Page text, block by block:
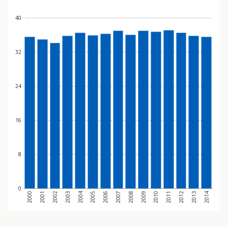
0
8
16
24
32
40
2000 2001 2002 2003 2004 2005 2006 2007 2008 2009 2010 2011 2012 2013 2014